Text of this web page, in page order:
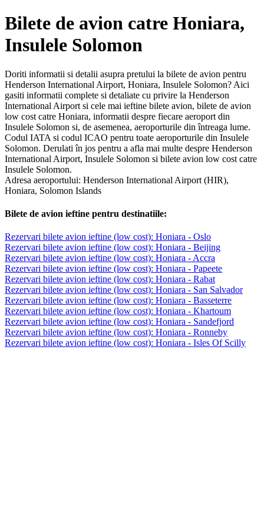
Bilete de avion catre Honiara,
Insulele Solomon
Doriti informatii si detalii asupra pretului la bilete de avion pentru
Henderson International Airport, Honiara, Insulele Solomon? Aici
gasiti informatii complete si detaliate cu privire la Henderson
International Airport si cele mai ieftine bilete avion, bilete de avion
low cost catre Honiara, informatii despre fiecare aeroport din
Insulele Solomon si, de asemenea, aeroporturile din întreaga lume.
Codul IATA si codul ICAO pentru toate aeroporturile din Insulele
Solomon. Derulati în jos pentru a afla mai multe despre Henderson
International Airport, Insulele Solomon si bilete avion low cost catre
Insulele Solomon.
Adresa aeroportului: Henderson International Airport (HIR),
Honiara, Solomon Islands
Bilete de avion ieftine pentru destinatiile:
Rezervari bilete avion ieftine (low cost): Honiara - Oslo
Rezervari bilete avion ieftine (low cost): Honiara - Beijing
Rezervari bilete avion ieftine (low cost): Honiara - Accra
Rezervari bilete avion ieftine (low cost): Honiara - Papeete
Rezervari bilete avion ieftine (low cost): Honiara - Rabat
Rezervari bilete avion ieftine (low cost): Honiara - San Salvador
Rezervari bilete avion ieftine (low cost): Honiara - Basseterre
Rezervari bilete avion ieftine (low cost): Honiara - Khartoum
Rezervari bilete avion ieftine (low cost): Honiara - Sandefjord
Rezervari bilete avion ieftine (low cost): Honiara - Ronneby
Rezervari bilete avion ieftine (low cost): Honiara - Isles Of Scilly